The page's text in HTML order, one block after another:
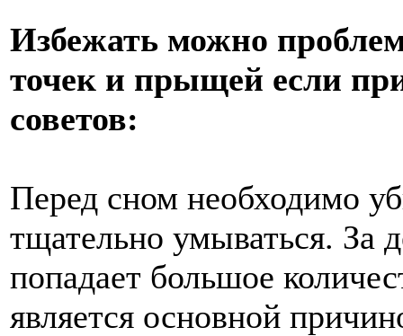
Избежать можно
точек и прыщей если
советов:
Перед сном необходимо
тщательно умываться. За
попадает большое
является основной